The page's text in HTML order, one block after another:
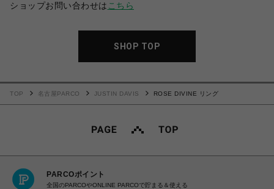
ショップお問い合わせは こちら
SHOP TOP
TOP 名古屋PARCO JUSTIN DAVIS ROSE DIVINE リング
PARCOポイント
全国のPARCOやONLINE PARCOで貯まる＆使える